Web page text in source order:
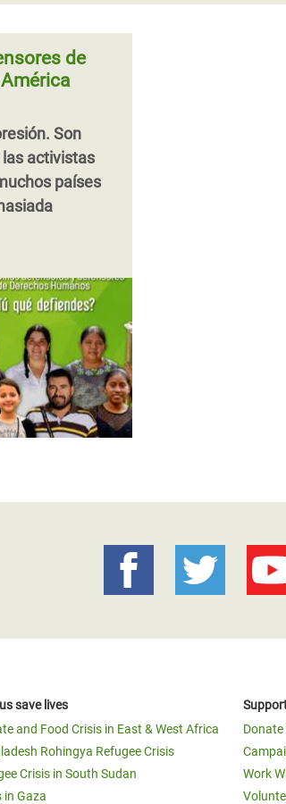
de
Son
activistas
países
save lives
and Food Crisis in East & West Africa
Rohingya Refugee Crisis
Crisis in South Sudan
in Gaza
Donate
Work